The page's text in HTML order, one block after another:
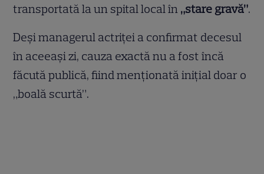
transportată la un spital local în „stare gravă”.
Deși managerul actriței a confirmat decesul
în aceeași zi, cauza exactă nu a fost încă
făcută publică, fiind menționată inițial doar o
„boală scurtă”.